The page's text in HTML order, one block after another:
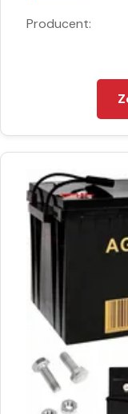
Producent: